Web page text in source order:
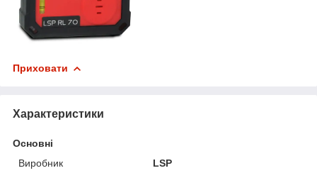
Приховати
Характеристики
Основні
Виробник
LSP